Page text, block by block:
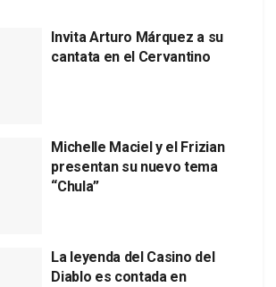
Invita Arturo Márquez a su
cantata en el Cervantino
Michelle Maciel y el Frizian
presentan su nuevo tema
“Chula”
La leyenda del Casino del
Diablo es contada en